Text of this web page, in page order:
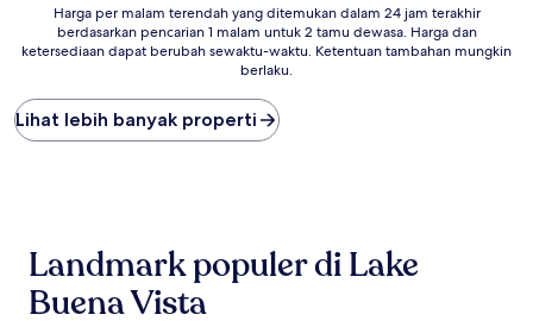
Harga
malam
yang
ditemukan
dalam
pencarian
malam
untuk
Harga per malam terendah yang ditemukan dalam 24 jam terakhir
berdasarkan pencarian 1 malam untuk 2 tamu dewasa. Harga dan
ketersediaan dapat berubah sewaktu-waktu. Ketentuan tambahan mungkin
berlaku.
Lihat lebih banyak properti
Landmark populer di Lake
Buena Vista